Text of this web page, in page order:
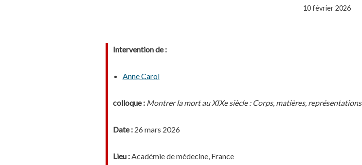
10 février 2026
Intervention de :
Anne Carol
colloque :Montrer la mort au XIXe siècle : Corps, matières, représentations
Date :26 mars 2026
Lieu :Académie de médecine, France